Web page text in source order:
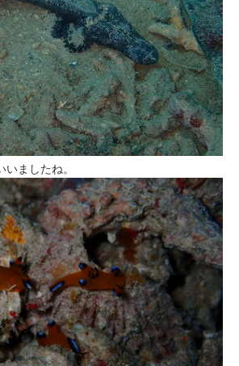
ましたね。